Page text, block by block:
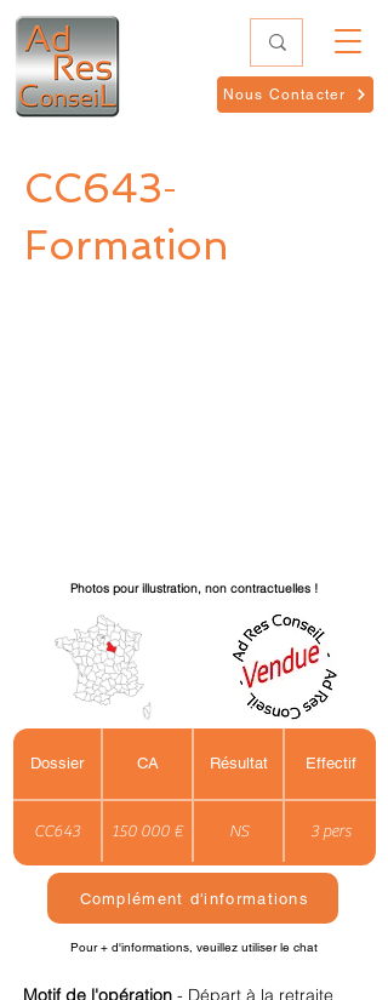
Nous Contacter
CC643-
Formation
Photos pour illustration, non contractuelles !
Dossier CA Résultat Effectif
CC643 150 000 € NS 3 pers
Complément d'informations
Pour + d'informations, veuillez utiliser le chat
Motif de l'opération - Départ à la retraite